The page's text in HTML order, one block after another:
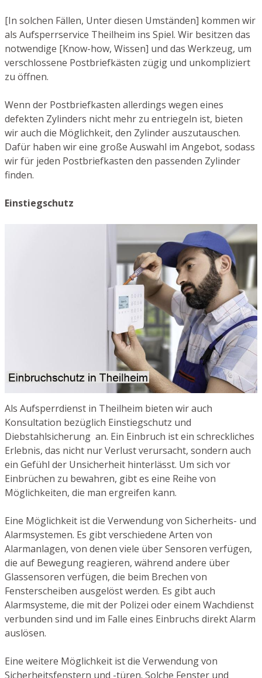
[In solchen Fällen, Unter diesen Umständen] kommen wir
als Aufsperrservice Theilheim ins Spiel. Wir besitzen das
notwendige [Know-how, Wissen] und das Werkzeug, um
verschlossene Postbriefkästen zügig und unkompliziert
zu öffnen.
Wenn der Postbriefkasten allerdings wegen eines
defekten Zylinders nicht mehr zu entriegeln ist, bieten
wir auch die Möglichkeit, den Zylinder auszutauschen.
Dafür haben wir eine große Auswahl im Angebot, sodass
wir für jeden Postbriefkasten den passenden Zylinder
finden.
Einstiegschutz
Als Aufsperrdienst in Theilheim bieten wir auch
Konsultation bezüglich Einstiegschutz und
Diebstahlsicherung an. Ein Einbruch ist ein schreckliches
Erlebnis, das nicht nur Verlust verursacht, sondern auch
ein Gefühl der Unsicherheit hinterlässt. Um sich vor
Einbrüchen zu bewahren, gibt es eine Reihe von
Möglichkeiten, die man ergreifen kann.
Eine Möglichkeit ist die Verwendung von Sicherheits- und
Alarmsystemen. Es gibt verschiedene Arten von
Alarmanlagen, von denen viele über Sensoren verfügen,
die auf Bewegung reagieren, während andere über
Glassensoren verfügen, die beim Brechen von
Fensterscheiben ausgelöst werden. Es gibt auch
Alarmsysteme, die mit der Polizei oder einem Wachdienst
verbunden sind und im Falle eines Einbruchs direkt Alarm
auslösen.
Eine weitere Möglichkeit ist die Verwendung von
Sicherheitsfenstern und -türen. Solche Fenster und